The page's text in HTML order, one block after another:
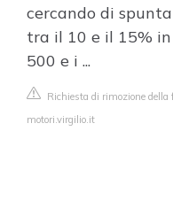
cercando di
tra il 10 e il 15%
500 e i ...
Richiesta di rimozione della
motori.virgilio.it